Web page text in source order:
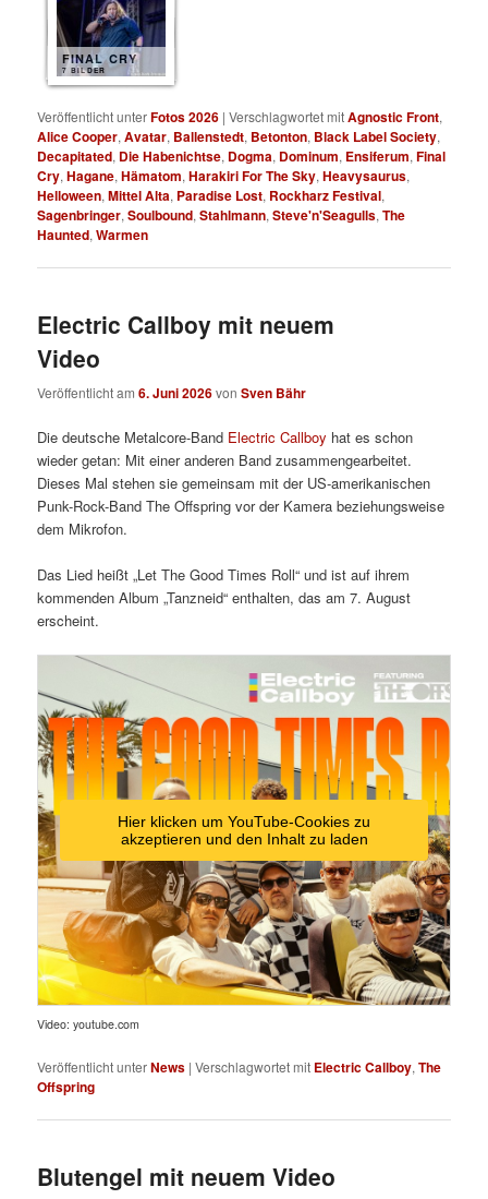
FINAL CRY
7 BILDER
Veröffentlicht unterFotos 2026 |Verschlagwortet mitAgnostic Front,
Alice Cooper,Avatar, Ballenstedt, Betonton, Black Label Society,
Decapitated, Die Habenichtse, Dogma, Dominum, Ensiferum,Final
Cry,Hagane,Hämatom,Harakiri For The Sky,Heavysaurus,
Helloween,Mittel Alta, Paradise Lost, Rockharz Festival,
Sagenbringer,Soulbound,Stahlmann,Steve'n'Seagulls,The
Haunted,Warmen
Electric Callboy mit neuem
Video
Veröffentlicht am6. Juni 2026vonSven Bähr
Die deutsche Metalcore-Band Electric Callboy hat es schon
wieder getan: Mit einer anderen Band zusammengearbeitet.
Dieses Mal stehen sie gemeinsam mit der US-amerikanischen
Punk-Rock-Band The Offspring vor der Kamera beziehungsweise
dem Mikrofon.
Das Lied heißt „Let The Good Times Roll“ und ist auf ihrem
kommenden Album „Tanzneid“ enthalten, das am 7. August
erscheint.
Hier klicken um YouTube-Cookies zu
akzeptieren und den Inhalt zu laden
Video: youtube.com
Veröffentlicht unterNews |Verschlagwortet mit Electric Callboy,The
Offspring
Blutengel mit neuem Video